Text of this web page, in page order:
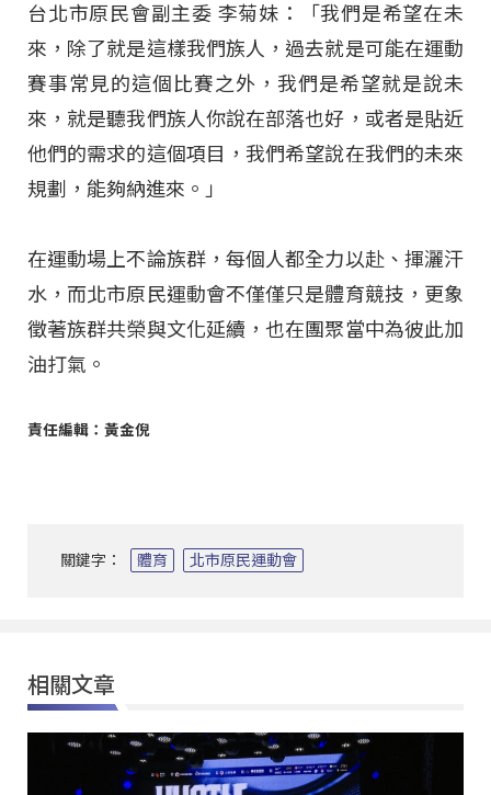
台北市原民會副主委 李菊妹：「我們是希望在未
來，除了就是這樣我們族人，過去就是可能在運動
賽事常見的這個比賽之外，我們是希望就是說未
來，就是聽我們族人你說在部落也好，或者是貼近
他們的需求的這個項目，我們希望說在我們的未來
規劃，能夠納進來。」
在運動場上不論族群，每個人都全力以赴、揮灑汗
水，而北市原民運動會不僅僅只是體育競技，更象
徵著族群共榮與文化延續，也在團聚當中為彼此加
油打氣。
責任編輯：黃金倪
關鍵字： 體育 北市原民運動會
相關文章